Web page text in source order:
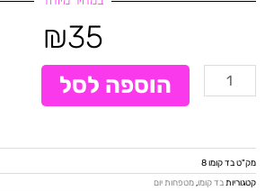
₪35
כמות
של
8
הוספה לסל
מק"טבד קומו 8
קטגוריותבד קומו,מטפחות יום